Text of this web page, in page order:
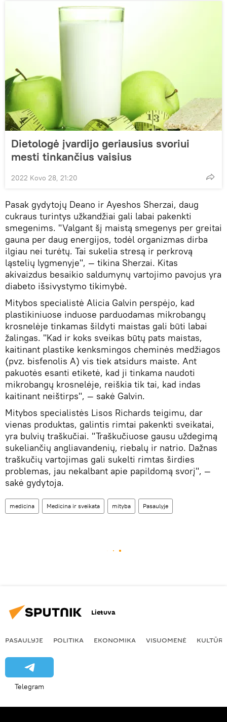
Dietologė įvardijo geriausius svoriui
mesti tinkančius vaisius
2022 Kovo 28, 21:20
Pasak gydytojų Deano ir Ayeshos Sherzai, daug
cukraus turintys užkandžiai gali labai pakenkti
smegenims. "Valgant šį maistą smegenys per greitai
gauna per daug energijos, todėl organizmas dirba
ilgiau nei turėtų. Tai sukelia stresą ir perkrovą
ląstelių lygmenyje", — tikina Sherzai. Kitas
akivaizdus besaikio saldumynų vartojimo pavojus yra
diabeto išsivystymo tikimybė.
Mitybos specialistė Alicia Galvin perspėjo, kad
plastikiniuose induose parduodamas mikrobangų
krosnelėje tinkamas šildyti maistas gali būti labai
žalingas. "Kad ir koks sveikas būtų pats maistas,
kaitinant plastike kenksmingos cheminės medžiagos
(pvz. bisfenolis A) vis tiek atsidurs maiste. Ant
pakuotės esanti etiketė, kad ji tinkama naudoti
mikrobangų krosnelėje, reiškia tik tai, kad indas
kaitinant neištirps", — sakė Galvin.
Mitybos specialistės Lisos Richards teigimu, dar
vienas produktas, galintis rimtai pakenkti sveikatai,
yra bulvių traškučiai. "Traškučiuose gausu uždegimą
sukeliančių angliavandenių, riebalų ir natrio. Dažnas
traškučių vartojimas gali sukelti rimtas širdies
problemas, jau nekalbant apie papildomą svorį", —
sakė gydytoja.
medicina Medicina ir sveikata mityba Pasaulyje
Lietuva
PASAULYJE POLITIKA EKONOMIKA VISUOMENĖ KULTŪRA
Telegram